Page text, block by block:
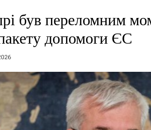
був переломним
допомоги ЄС